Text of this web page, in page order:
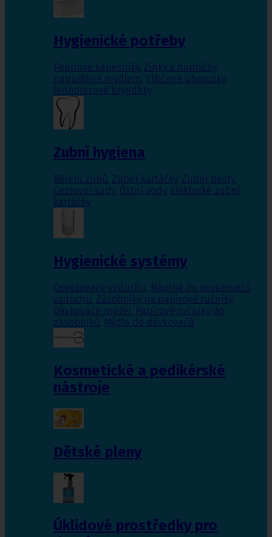
Hygienické potřeby
Papírové kapesníky, Žínky a houbičky
napuštěné mýdlem, Vlhčené ubrousky,
Jednorázové bryndáky
Zubní hygiena
Bělení zubů, Zubní kartáčky, Zubní pasty,
Cestovní sady, Ústní vody, Elektrické zubní
kartáčky
Hygienické systémy
Osvěžovače vzduchu, Náplně do osvěžovačů
vzduchu, Zásobníky na papírové ručníky,
Dávkováče mýdel, Papírové ručníky do
zásobníků, Mýdla do dávkovačů
Kosmetické a pedikérské
nástroje
Dětské pleny
Úklidové prostředky pro